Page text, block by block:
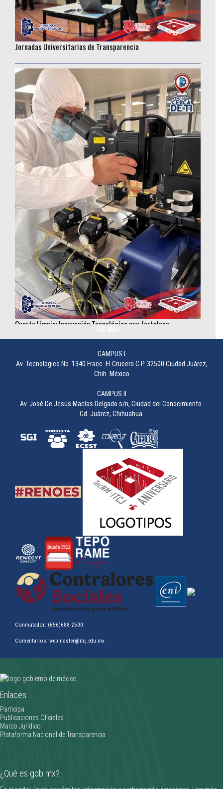
Jornadas Universitarias de Transparencia
Cuarto Limpio: Innovación Tecnológica que fortalece
investigación en semiconductores
Concurso de Carteles durante la 49 Semana Académica
Clifford Gardner triunfa en la Olimpiada Nacional CONADE 2026
CAMPUS I
Av. Tecnológico No. 1340 Fracc. El Crucero C.P. 32500 Ciudad Juárez,
Chih. México
CAMPUS II
Av. José De Jesús Macías Delgado s/n, Ciudad del Conocimiento.
Cd. Juárez, Chihuahua.
Conmutador: (656)688-2500
Comentarios: webmaster@itcj.edu.mx
Enlaces
Participa
Publicaciones Oficiales
Marco Jurídico
Plataforma Nacional de Transparencia
¿Qué es gob.mx?